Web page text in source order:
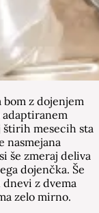
z dojenjem
adaptiranem
štirih mesecih sta
nasmejana
še zmeraj deliva
dojenčka. Še
z dvema
zelo mirno.